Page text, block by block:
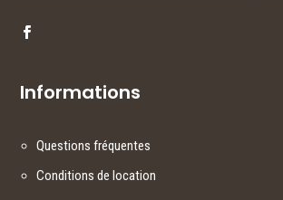
Informations
Questions fréquentes
Conditions de location